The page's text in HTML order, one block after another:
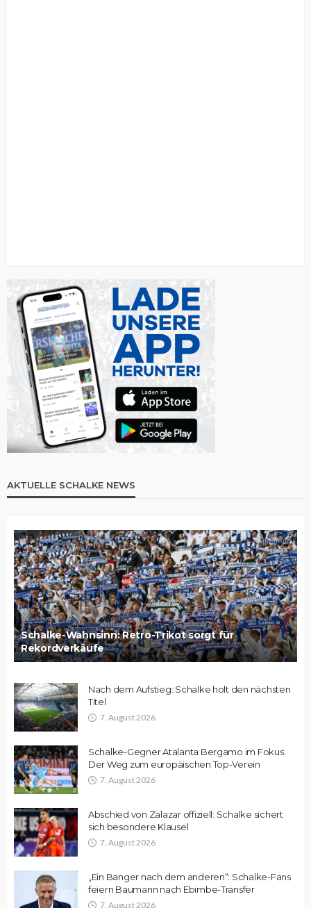
AKTUELLE SCHALKE NEWS
Schalke-Wahnsinn: Retro-Trikot sorgt für
Rekordverkäufe
Nach dem Aufstieg: Schalke holt den nächsten
Titel
7. August 2026
Schalke-Gegner Atalanta Bergamo im Fokus:
Der Weg zum europäischen Top-Verein
7. August 2026
Abschied von Zalazar offiziell: Schalke sichert
sich besondere Klausel
7. August 2026
„Ein Banger nach dem anderen“: Schalke-Fans
feiern Baumann nach Ebimbe-Transfer
7. August 2026